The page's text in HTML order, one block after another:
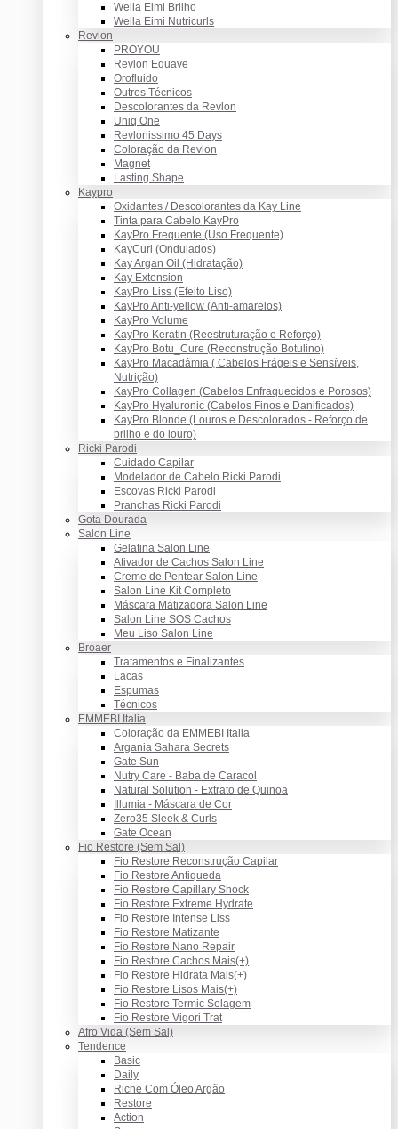
Wella Eimi Brilho
Wella Eimi Nutricurls
Revlon
PROYOU
Revlon Equave
Orofluido
Outros Técnicos
Descolorantes da Revlon
Uniq One
Revlonissimo 45 Days
Coloração da Revlon
Magnet
Lasting Shape
Kaypro
Oxidantes / Descolorantes da Kay Line
Tinta para Cabelo KayPro
KayPro Frequente (Uso Frequente)
KayCurl (Ondulados)
Kay Argan Oil (Hidratação)
Kay Extension
KayPro Liss (Efeito Liso)
KayPro Anti-yellow (Anti-amarelos)
KayPro Volume
KayPro Keratin (Reestruturação e Reforço)
KayPro Botu_Cure (Reconstrução Botulino)
KayPro Macadâmia ( Cabelos Frágeis e Sensíveis,
Nutrição)
KayPro Collagen (Cabelos Enfraquecidos e Porosos)
KayPro Hyaluronic (Cabelos Finos e Danificados)
KayPro Blonde (Louros e Descolorados - Reforço de
brilho e do louro)
Ricki Parodi
Cuidado Capilar
Modelador de Cabelo Ricki Parodi
Escovas Ricki Parodi
Pranchas Ricki Parodi
Gota Dourada
Salon Line
Gelatina Salon Line
Ativador de Cachos Salon Line
Creme de Pentear Salon Line
Salon Line Kit Completo
Máscara Matizadora Salon Line
Salon Line SOS Cachos
Meu Liso Salon Line
Broaer
Tratamentos e Finalizantes
Lacas
Espumas
Técnicos
EMMEBI Italia
Coloração da EMMEBI Italia
Argania Sahara Secrets
Gate Sun
Nutry Care - Baba de Caracol
Natural Solution - Extrato de Quinoa
Illumia - Máscara de Cor
Zero35 Sleek & Curls
Gate Ocean
Fio Restore (Sem Sal)
Fio Restore Reconstrução Capilar
Fio Restore Antiqueda
Fio Restore Capillary Shock
Fio Restore Extreme Hydrate
Fio Restore Intense Liss
Fio Restore Matizante
Fio Restore Nano Repair
Fio Restore Cachos Mais(+)
Fio Restore Hidrata Mais(+)
Fio Restore Lisos Mais(+)
Fio Restore Termic Selagem
Fio Restore Vigori Trat
Afro Vida (Sem Sal)
Tendence
Basic
Daily
Riche Com Óleo Argão
Restore
Action